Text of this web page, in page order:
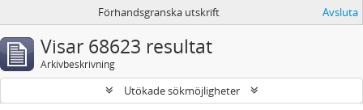
Förhandsgranska utskrift Avsluta
Visar 68623 resultat
Arkivbeskrivning
Utökade sökmöjligheter